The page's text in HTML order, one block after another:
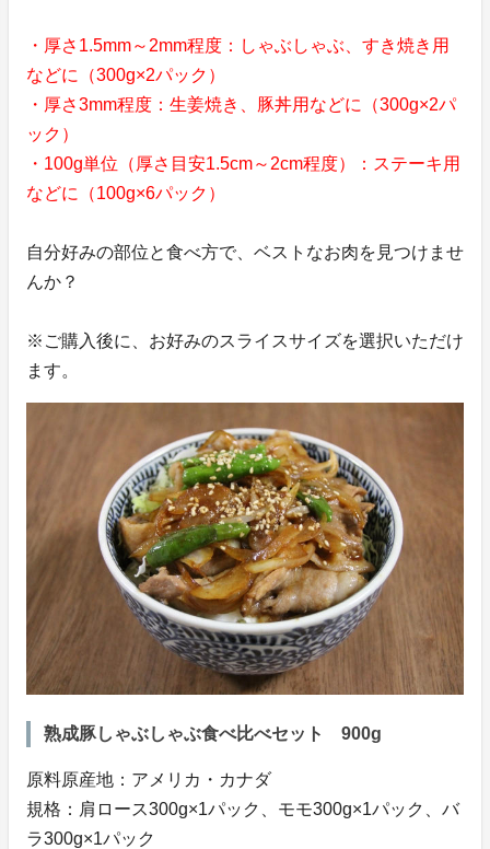
・厚さ1.5mm～2mm程度：しゃぶしゃぶ、すき焼き用
などに（300g×2パック）
・厚さ3mm程度：生姜焼き、豚丼用などに（300g×2パ
ック）
・100g単位（厚さ目安1.5cm～2cm程度）：ステーキ用
などに（100g×6パック）
自分好みの部位と食べ方で、ベストなお肉を見つけませ
んか？
※ご購入後に、お好みのスライスサイズを選択いただけ
ます。
熟成豚しゃぶしゃぶ食べ比べセット 900g
原料原産地：アメリカ・カナダ
規格：肩ロース300g×1パック、モモ300g×1パック、バ
ラ300g×1パック